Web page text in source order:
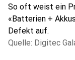
So oft weist ein
«Batterien +
Defekt auf.
Quelle: Digitec